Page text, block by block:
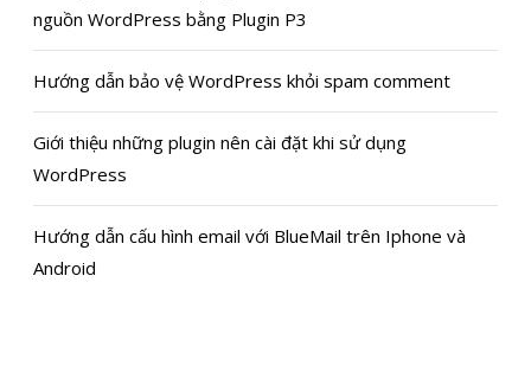
nguồn WordPress bằng Plugin P3
Hướng dẫn bảo vệ WordPress khỏi spam comment
Giới thiệu những plugin nên cài đặt khi sử dụng
WordPress
Hướng dẫn cấu hình email với BlueMail trên Iphone và
Android